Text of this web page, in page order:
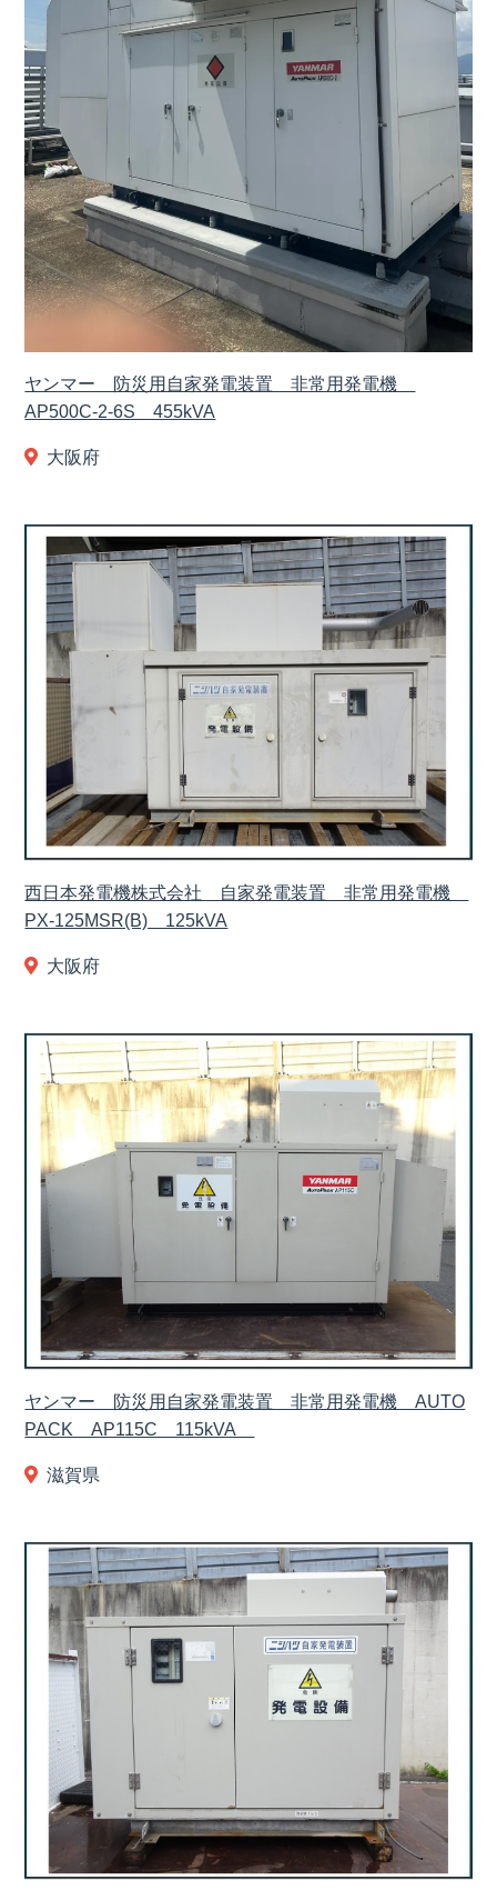
ヤンマー 防災用自家発電装置 非常用発電機
AP500C-2-6S 455kVA
大阪府
西日本発電機株式会社 自家発電装置 非常用発電機
PX-125MSR(B) 125kVA
大阪府
ヤンマー 防災用自家発電装置 非常用発電機 AUTO
PACK AP115C 115kVA
滋賀県